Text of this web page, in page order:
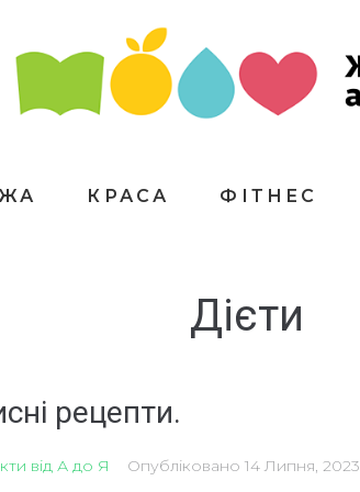
КРАСА ФІТНЕС
Дієти
рецепти.
від А до Я Опубліковано 14 Липня, 2023